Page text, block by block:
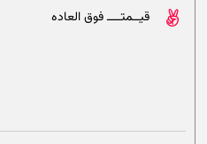
قیــمتــــ فوق العاده